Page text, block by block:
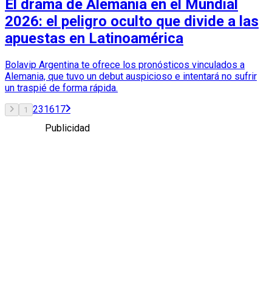
El drama de Alemania en el Mundial
2026: el peligro oculto que divide a las
apuestas en Latinoamérica
Bolavip Argentina te ofrece los pronósticos vinculados a
Alemania, que tuvo un debut auspicioso e intentará no sufrir
un traspié de forma rápida.
1 231617
Publicidad